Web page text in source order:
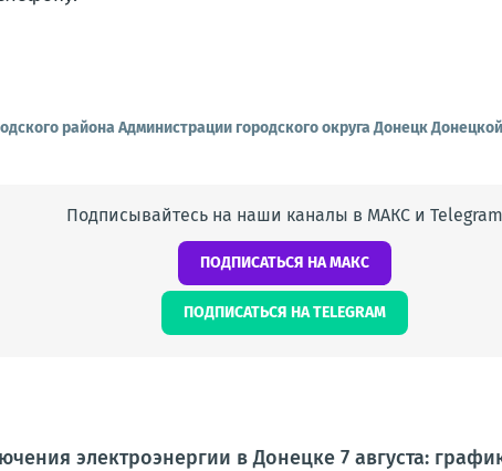
района Администрации городского округа Донецк
Подписывайтесь на наши каналы в МАКС и Telegram
ПОДПИСАТЬСЯ НА МАКС
ПОДПИСАТЬСЯ НА TELEGRAM
электроэнергии в Донецке 7 августа: